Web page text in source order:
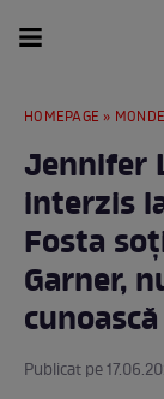
HOMEPAGE »
Jennifer
interzis
Fosta
Garner,
cunoască
Publicat pe